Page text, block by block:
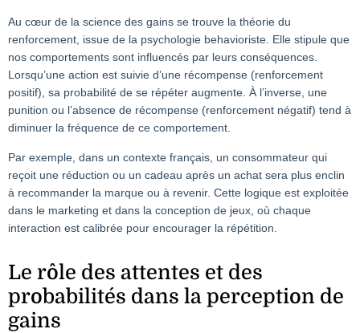
Au cœur de la science des gains se trouve la théorie du
renforcement, issue de la psychologie behavioriste. Elle stipule que
nos comportements sont influencés par leurs conséquences.
Lorsqu’une action est suivie d’une récompense (renforcement
positif), sa probabilité de se répéter augmente. À l’inverse, une
punition ou l’absence de récompense (renforcement négatif) tend à
diminuer la fréquence de ce comportement.
Par exemple, dans un contexte français, un consommateur qui
reçoit une réduction ou un cadeau après un achat sera plus enclin
à recommander la marque ou à revenir. Cette logique est exploitée
dans le marketing et dans la conception de jeux, où chaque
interaction est calibrée pour encourager la répétition.
Le rôle des attentes et des
probabilités dans la perception de
gains